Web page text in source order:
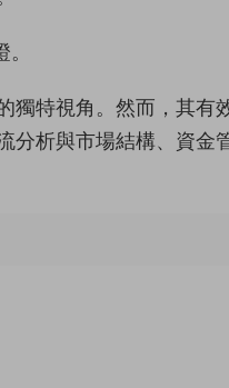
獨特視角。然而，其有
分析與市場結構、資金